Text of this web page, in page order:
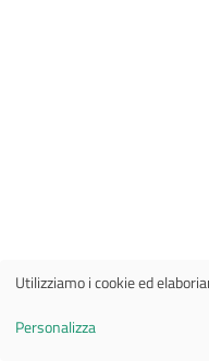
t
Utilizziamo i cookie ed
Personalizza